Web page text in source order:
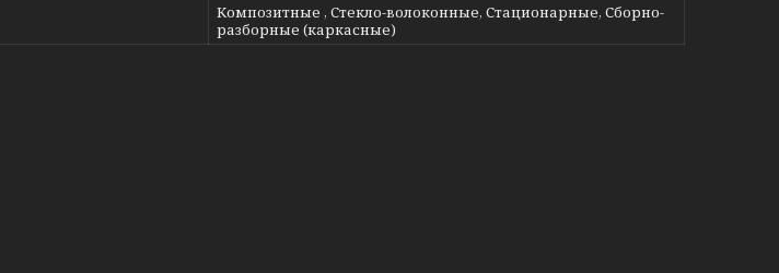
Композитные , Стекло-волоконные, Стационарные, Сборно-
разборные (каркасные)